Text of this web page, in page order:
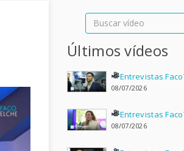
Últimos vídeos
Entrevistas
08/07/2026
Entrevistas
08/07/2026